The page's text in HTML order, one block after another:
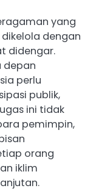
yang
dengan
didengar.
depan
perlu
publik,
ini tidak
pemimpin,
orang
iklim